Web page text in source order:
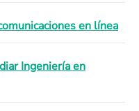
en línea
Ingeniería en